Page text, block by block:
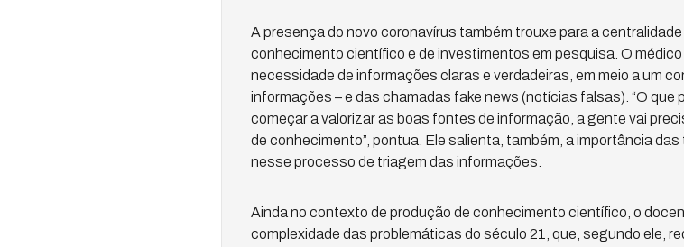
A presença do novo coronavírus também trouxe para a
conhecimento científico e de investimentos em pesquisa. O
necessidade de informações claras e verdadeiras, em meio a um
informações – e das chamadas fake news (notícias falsas). “O
começar a valorizar as boas fontes de informação, a gente vai
de conhecimento”, pontua. Ele salienta, também, a importância
nesse processo de triagem das informações.
Ainda no contexto de produção de conhecimento científico, o
complexidade das problemáticas do século 21, que, segundo ele,